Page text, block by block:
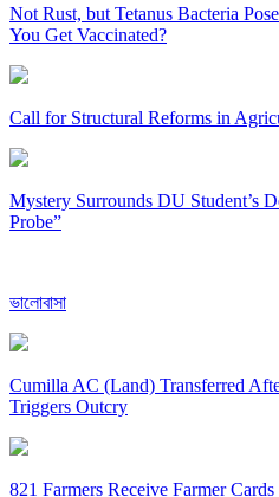
Not Rust, but Tetanus Bacteria
You Get Vaccinated?
Call for Structural Reforms in
Mystery Surrounds DU Student’s
Probe”
ভালোবাসা
Cumilla AC (Land) Transferred
Triggers Outcry
821 Farmers Receive Farmer